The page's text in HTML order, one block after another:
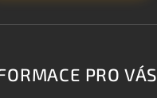
PRO VÁS